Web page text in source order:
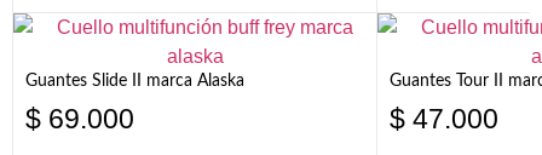
Guantes Slide II marca Alaska
$ 69.000
Guantes Tour II
$ 47.000